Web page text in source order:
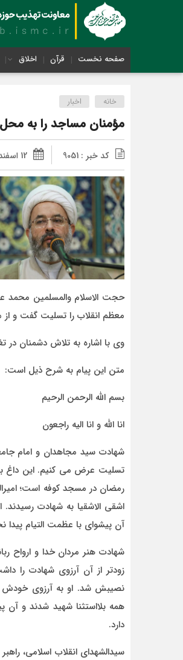
صفحه نخست قرآن اخلاق
خانه اخبار
مؤمنان مساجد را به
کد خبر : 9051 12 اسفند 1404 - 13:53
حجت الاسلام والمسلمین محمد
معظم انقلاب را تسلیت گفت و
وی با اشاره به تلاش دشمنان در
متن این پیام به شرح ذیل است:
بسم الله الرحمن الرحیم
انا الله و انا الیه راجعون
شهادت سید مجاهدان و امام
تسلیت عرض می کنیم. این داغ
رمضان در مسجد کوفه است؛
اشقی الاشقیا به شهادت
آن پیشوای با عظمت التیام پیدا
شهادت هنر مردان خدا و ارواح
زودتر از آن آرزوی شهادت را
نصیبش شد. او به آرزوی خودش
همه بلااستثنا شهید شدند و آن
دارد.
سیدالشهدای انقلاب اسلامی،